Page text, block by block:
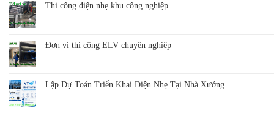
Thi công điện nhẹ khu công nghiệp
Đơn vị thi công ELV chuyên nghiệp
Lập Dự Toán Triển Khai Điện Nhẹ Tại Nhà Xưởng